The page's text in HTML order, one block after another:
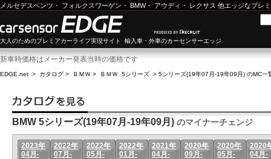
メルセデスベンツ ・ フォルクスワーゲン ・ BMW・ アウディ ・ レクサス 他エッジなプレ
大人のためのプレミアカーライフ実現サイト 輸入車・外車のカーセンサーエッジ
新車時価格はメーカー発表当時の価格です
EDGE.net > カタログ > ＢＭＷ > ＢＭＷ 5シリーズ > 5シリーズ(19年07月-19年09月) のMC一
BMW 5シリーズ(19年07月-19年09月) のマイナーチェンジ
2023年
04月-
2022年
07月-
2022年
05月-
2022年
01月-
2021年
04月-
2020年
09月-
2020年
05月-
2020
04月-